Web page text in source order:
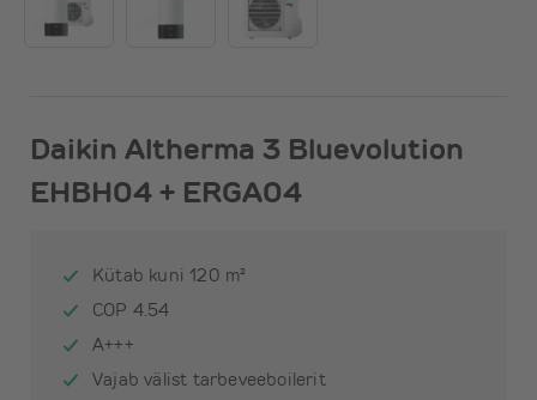
Daikin Altherma 3 Bluevolution
EHBH04 + ERGA04
Kütab kuni 120 m²
COP 4.54
A+++
Vajab välist tarbeveeboilerit